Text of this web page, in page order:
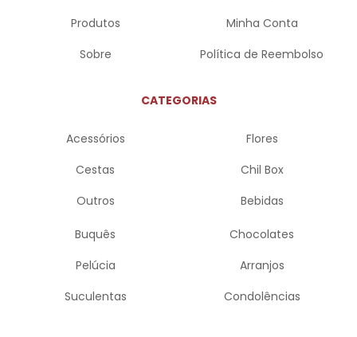
Produtos
Sobre
Minha Conta
Política de Reembolso
CATEGORIAS
Acessórios
Cestas
Outros
Flores
Chil Box
Bebidas
Buquês
Pelúcia
Suculentas
Chocolates
Arranjos
Condolências